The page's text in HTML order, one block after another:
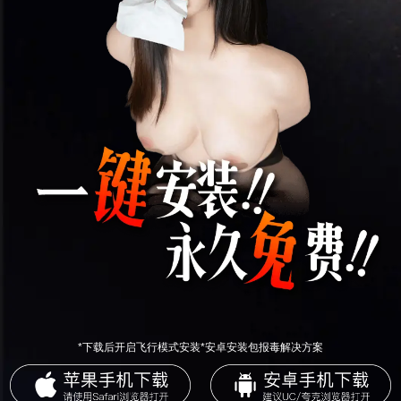
*下载后开启飞行模式安装*安卓安装包报毒解决方案